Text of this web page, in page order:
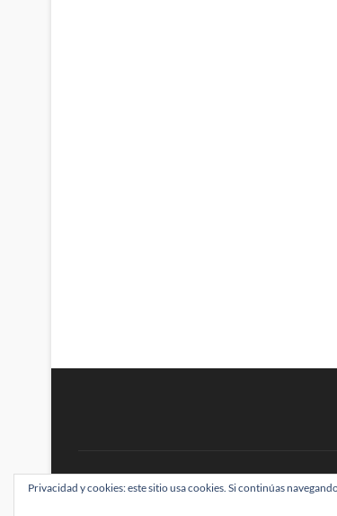
BRAINSTOMPING| Diseñado por:Theme Freesia|
Privacidad y cookies: este sitio usa cookies. Si continúas